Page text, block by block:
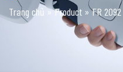
Trang chủ »Product »FR 2092